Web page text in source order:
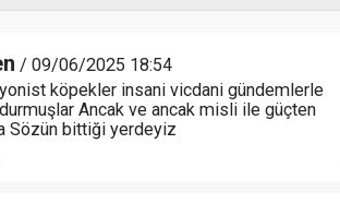
/ 09/06/2025 18:54
köpekler insani vicdani gündemlerle
Ancak ve ancak misli ile güçten
Sözün bittiği yerdeyiz